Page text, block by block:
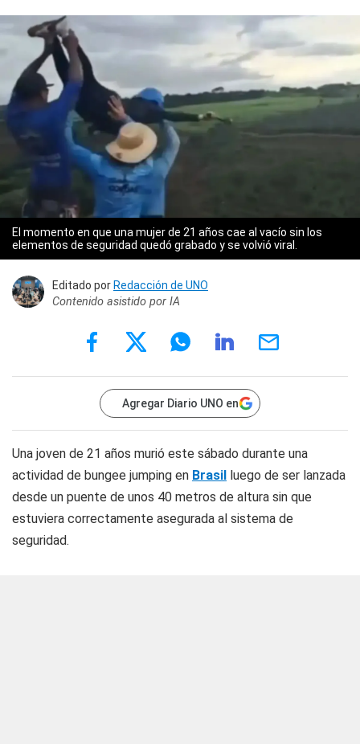
El momento en que una mujer de 21 años cae al vacío sin los
elementos de seguridad quedó grabado y se volvió viral.
Editado porRedacción de UNO
Contenido asistido por IA
Agregar Diario UNO en
Una joven de 21 años murió este sábado durante una
actividad de bungee jumping en Brasil luego de ser lanzada
desde un puente de unos 40 metros de altura sin que
estuviera correctamente asegurada al sistema de
seguridad.